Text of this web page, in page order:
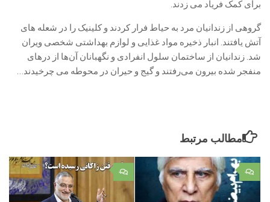
برای کمک فریاد می زدند.
گروهی از زندانیان مرد به حیاط فرار کردند و کلینیک را در شعله های
آتش یافتند. انبار ذخیره مواد غذایی و لوازم بهداشتی شخصی ویران
شد. زندانیان از ساختمان سلول انفرادی و نگهبانان آن‌ها از درهای
منفجر شده بیرون می‌رفتند و گیج و حیران در محوطه می چرخیدند…
مطالب مرتبط
۰ ۰